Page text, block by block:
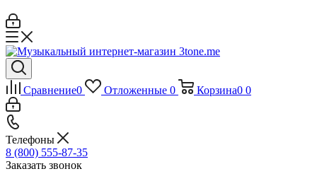
Сравнение0 Отложенные 0 Корзина0 0
Телефоны
8 (800) 555-87-35
Заказать звонок